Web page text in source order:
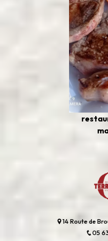
14 Route de
05